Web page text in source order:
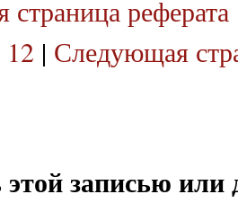
реферата
12 | Следующая
записью или